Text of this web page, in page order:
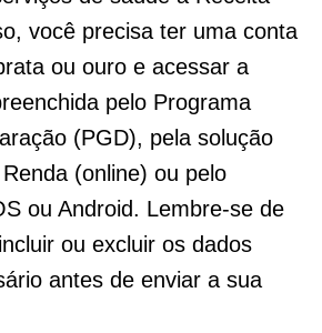
você precisa ter uma conta
ou ouro e acessar a
pelo Programa
(PGD), pela solução
(online) ou pelo
ou Android. Lembre-se de
ou excluir os dados
antes de enviar a sua